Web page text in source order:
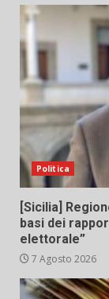
Politica
[Sicilia]
basi dei
elettorale”
7 Agosto 2026